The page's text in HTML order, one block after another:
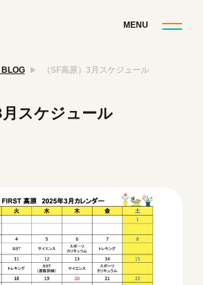
（SF高原）3月スケジュール
月スケジュール